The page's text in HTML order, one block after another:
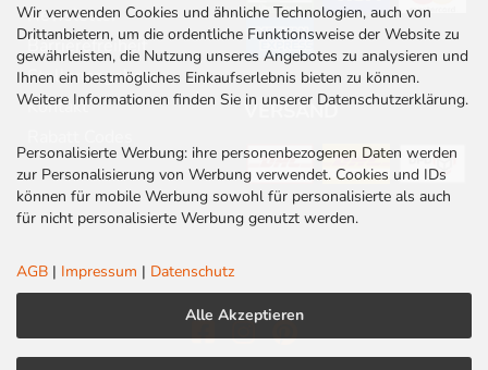
Wir verwenden Cookies und ähnliche Technologien, auch von
Drittanbietern, um die ordentliche Funktionsweise der Website zu
gewährleisten, die Nutzung unseres Angebotes zu analysieren und
Ihnen ein bestmögliches Einkaufserlebnis bieten zu können.
Weitere Informationen finden Sie in unserer Datenschutzerklärung.
Personalisierte Werbung: ihre personenbezogenen Daten werden
zur Personalisierung von Werbung verwendet. Cookies und IDs
können für mobile Werbung sowohl für personalisierte als auch
für nicht personalisierte Werbung genutzt werden.
AGB | Impressum | Datenschutz
Alle Akzeptieren
Newsletter
Barrierefreiheit
Stellenangebote
Kontakt
VERSAND